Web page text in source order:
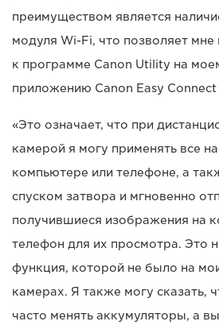
преимуществом является
модуля Wi-Fi, что позволяет
к программе Canon Utility на
приложению Canon Easy
«Это означает, что при
камерой я могу применять все
компьютере или телефоне, а
спуском затвора и мгновенно
получившиеся изображения на
телефон для их просмотра. Это
функция, которой не было на
камерах. Я также могу сказать,
часто менять аккумуляторы, а